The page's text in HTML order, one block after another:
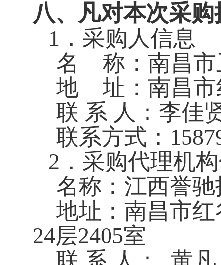
八、凡对本次采
1 ．采购人信息
名
称：南昌
地
址：南昌
联 系 人：李佳
联系方式：
2 ．采购代理机
名称：江西誉
地址： 南昌市
24层2405室